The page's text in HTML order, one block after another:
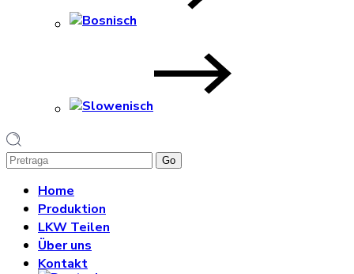
1
Home
Produktion
LKW Teilen
Über uns
Kontakt